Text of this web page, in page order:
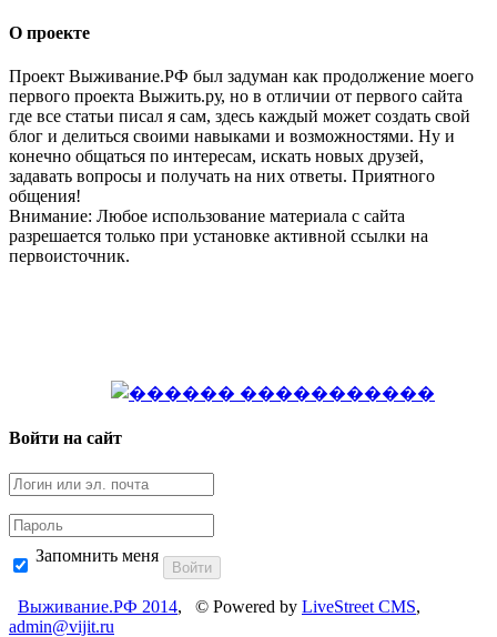
О проекте
Проект Выживание.РФ был задуман как продолжение моего
первого проекта Выжить.ру, но в отличии от первого сайта
где все статьи писал я сам, здесь каждый может создать свой
блог и делиться своими навыками и возможностями. Ну и
конечно общаться по интересам, искать новых друзей,
задавать вопросы и получать на них ответы. Приятного
общения!
Внимание: Любое использование материала с сайта
разрешается только при установке активной ссылки на
первоисточник.
Войти на сайт
Запомнить меня
Войти
Выживание.РФ 2014, © Powered by LiveStreet CMS,
admin@vijit.ru